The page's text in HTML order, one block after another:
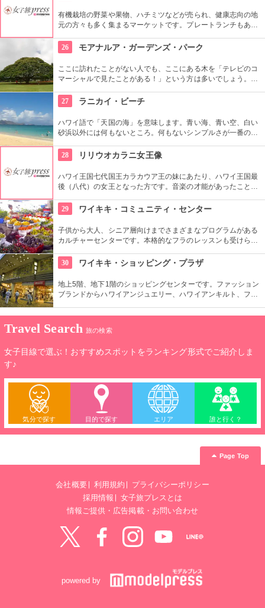
に人気の韓国の焼酎や海苔、伝統茶などが現地価格で販売して
いるので土産にぴったり。
有機栽培の野菜や果物、ハチミツなどが売られ、健康志向の地
元の方々も多く集まるマーケットです。プレートランチもあり
込んで宿でいただくのもいいですね。
26 モアナルア・ガーデンズ・パーク
ここに訪れたことがない人でも、ここにある木を「テレビのコ
マーシャルで見たことがある！」という方は多いでしょう。日
樹』がここにあります。実物を見ると、感動しますよ！
27 ラニカイ・ビーチ
ハワイ語で「天国の海」を意味します。青い海、青い空、白い
砂浜以外には何もないところ。何もないシンプルさが一番の売
しまうような穴場です。住宅地から海へ抜ける小道も風情あり
ます。
28 リリウオカラニ女王像
ハワイ王国七代国王カラカウア王の妹にあたり、ハワイ王国最
後（八代）の女王となった方です。音楽の才能があったことで
いメロディーが親しまれていますね。
29 ワイキキ・コミュニティ・センター
子供から大人、シニア層向けまでさまざまなプログラムがある
カルチャーセンターです。本格的なフラのレッスンも受けられ
菜・果物が買える、週2回のファーマーズマーケットも好評で
す。
30 ワイキキ・ショッピング・プラザ
地上5階、地下1階のショッピングセンターです。ファッション
ブランドからハワイアンジュエリー、ハワイアンキルト、フー
覚で買い物ができる楽しい場所です。
Travel Search 旅の検索
女子目線で選ぶ！おすすめスポットをランキング形式でご紹介しま
す♪
気分で探す 目的で探す エリア 誰と行く？
Page Top
会社概要 利用規約
プライバシーポリシー
採用情報
女子旅プレスとは
情報ご提供・広告掲載・お問い合わせ
powered by